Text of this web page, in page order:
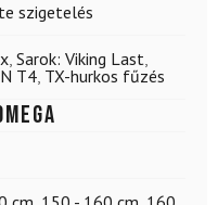
szigetelés
, Sarok: Viking Last,
T4, TX-hurkos fűzés